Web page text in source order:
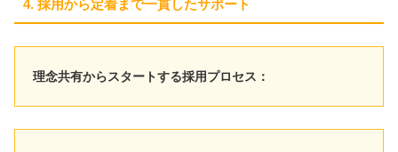
4. 採用から定着まで一貫したサポート
理念共有からスタートする採用プロセス：